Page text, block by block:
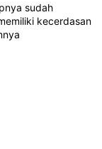
sudah
kecerdasan